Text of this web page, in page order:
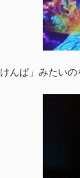
んぱ」みたいの